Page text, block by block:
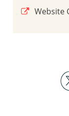
Website